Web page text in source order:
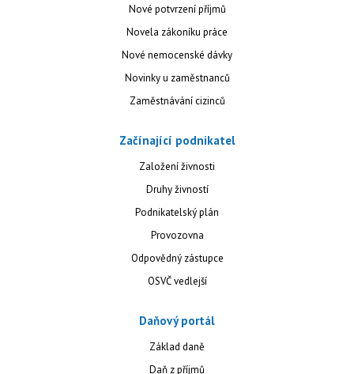
Nové potvrzení příjmů
Novela zákoníku práce
Nové nemocenské dávky
Novinky u zaměstnanců
Zaměstnávání cizinců
Začínající podnikatel
Založení živnosti
Druhy živností
Podnikatelský plán
Provozovna
Odpovědný zástupce
OSVČ vedlejší
Daňový portál
Základ daně
Daň z příjmů